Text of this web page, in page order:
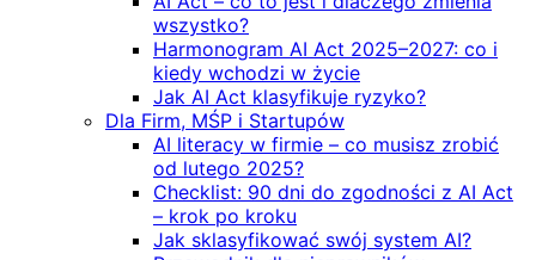
wszystko?
Harmonogram AI Act 2025–2027: co i
kiedy wchodzi w życie
Jak AI Act klasyfikuje ryzyko?
Dla Firm, MŚP i Startupów
AI literacy w firmie – co musisz zrobić
od lutego 2025?
Checklist: 90 dni do zgodności z AI Act
– krok po kroku
Jak sklasyfikować swój system AI?